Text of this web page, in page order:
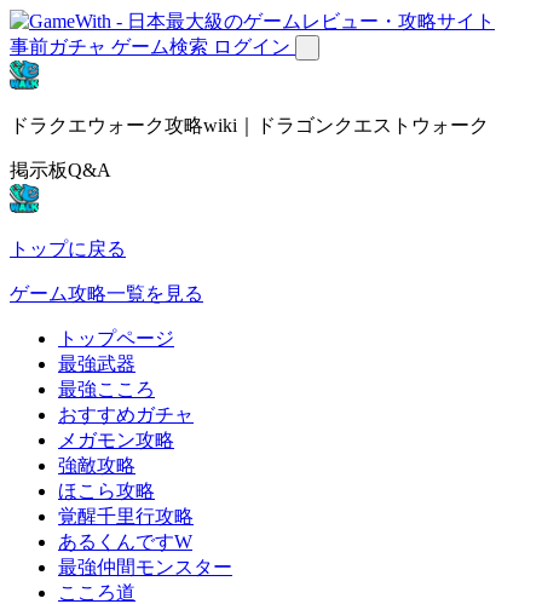
事前ガチャ ゲーム検索 ログイン
ドラクエウォーク攻略wiki｜ドラゴンクエストウォーク
掲示板Q&A
トップに戻る
ゲーム攻略一覧を見る
トップページ
最強武器
最強こころ
おすすめガチャ
メガモン攻略
強敵攻略
ほこら攻略
覚醒千里行攻略
あるくんですW
最強仲間モンスター
こころ道